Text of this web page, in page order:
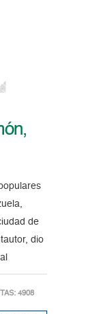
de
dio
4908